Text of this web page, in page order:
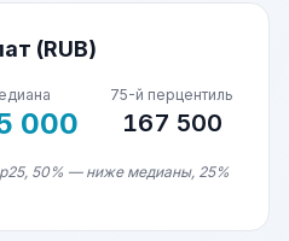
(RUB)
000
75-й перцентиль
167 500
50% — ниже медианы, 25%